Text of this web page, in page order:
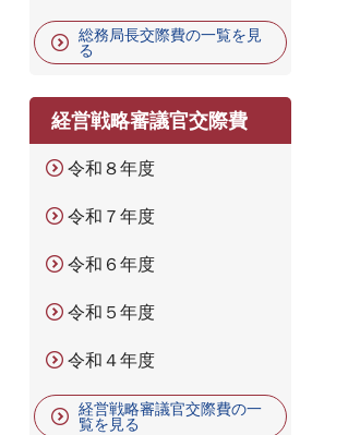
総務局長交際費の一覧を見
る
経営戦略審議官交際費
令和８年度
令和７年度
令和６年度
令和５年度
令和４年度
経営戦略審議官交際費の一
覧を見る